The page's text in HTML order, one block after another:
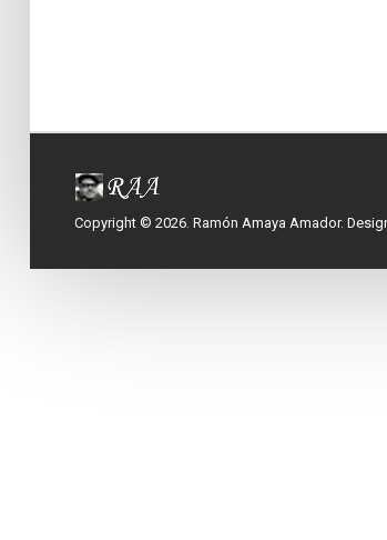
Copyright © 2026. Ramón Amaya Amador.